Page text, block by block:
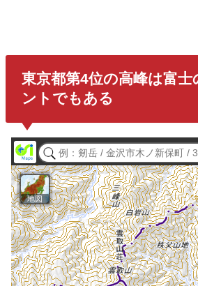
東京都第4位の高峰は富士
ントでもある